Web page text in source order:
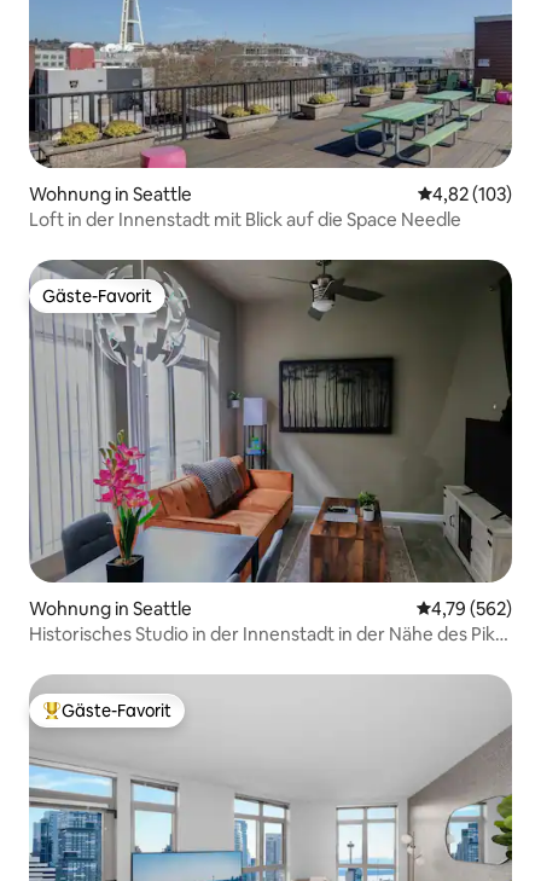
Wohnung in Seattle
4,82 (103)
Loft in der Innenstadt mit Blick auf die Space Needle
Gäste-Favorit
Gäste-Favorit
Wohnung in Seattle
4,79 (562)
Historisches Studio in der Innenstadt in der Nähe des Pike
Beliebter Gäste-Favorit.
Gäste-Favorit